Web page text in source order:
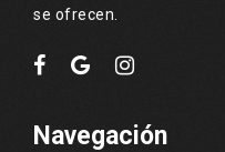
se ofrecen.
Navegación